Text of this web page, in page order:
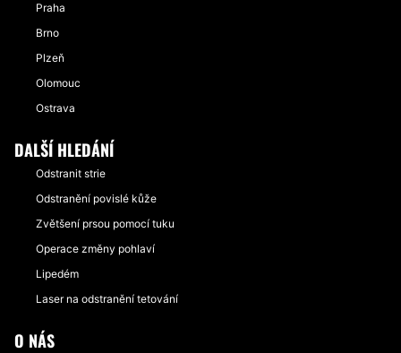
Praha
Brno
Plzeň
Olomouc
Ostrava
DALŠÍ HLEDÁNÍ
Odstranit strie
Odstranění povislé kůže
Zvětšení prsou pomocí tuku
Operace změny pohlaví
Lipedém
Laser na odstranění tetování
O NÁS